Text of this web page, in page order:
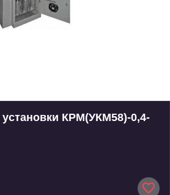
КРМ(УКМ58)-0,4-